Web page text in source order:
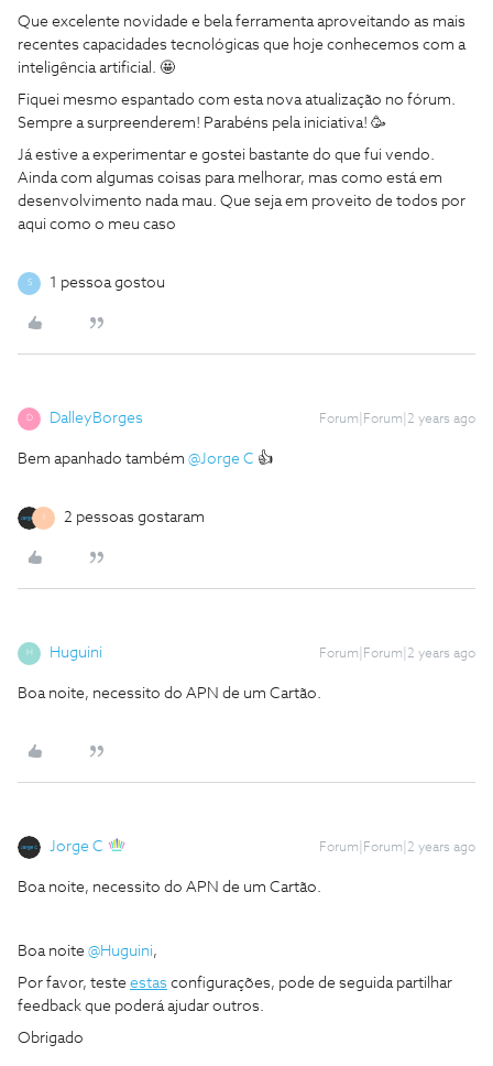
Que excelente novidade e bela ferramenta aproveitando as mais
recentes capacidades tecnológicas que hoje conhecemos com a
inteligência artificial. 🤩
Fiquei mesmo espantado com esta nova atualização no fórum.
Sempre a surpreenderem! Parabéns pela iniciativa! 🥳
Já estive a experimentar e gostei bastante do que fui vendo.
Ainda com algumas coisas para melhorar, mas como está em
desenvolvimento nada mau. Que seja em proveito de todos por
aqui como o meu caso
S 1 pessoa gostou
D DalleyBorges Forum|Forum|2 years ago
Bem apanhado também @Jorge C 👍
2 pessoas gostaram
Huguini Forum|Forum|2 years ago
Boa noite, necessito do APN de um Cartão.
Jorge C Forum|Forum|2 years ago
Boa noite, necessito do APN de um Cartão.
Boa noite @Huguini,
Por favor, teste estas configurações, pode de seguida partilhar
feedback que poderá ajudar outros.
Obrigado